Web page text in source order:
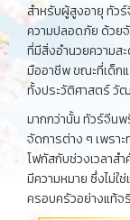
สำหรับผู้สูงอายุ ทัว
ความปลอดภัย ด้วยจั
ที่มีสิ่งอำนวยความส
มืออาชีพ ขณะที่เด็ก
ทั้งประวัติศาสตร์ วั
มากกว่านั้น ทัวร์จีน
จัดการต่าง ๆ เพรา
โฟกัสกับช่วงเวลา
มีความหมาย ซึ่งไม่ใ
ครอบครัวอย่างแท้จ